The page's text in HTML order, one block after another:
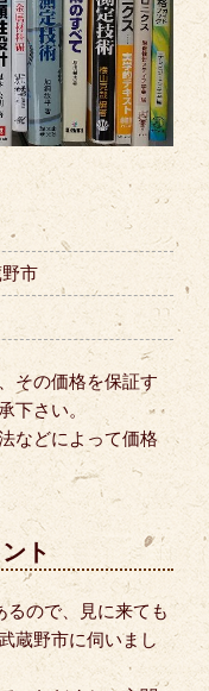
市
その価格を保証す
下さい。
などによって価格
ト
るので、見に来ても
蔵野市に伺いまし